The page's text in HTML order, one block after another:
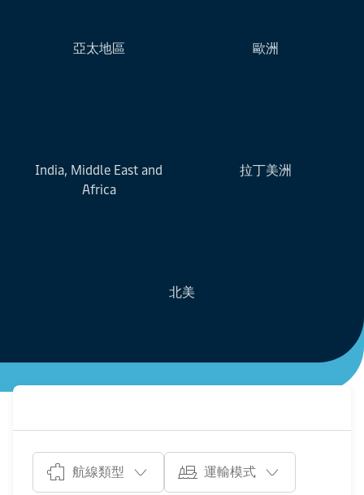
亞太地區 歐洲
India, Middle East and
Africa
拉丁美洲
北美
航線類型 運輸模式